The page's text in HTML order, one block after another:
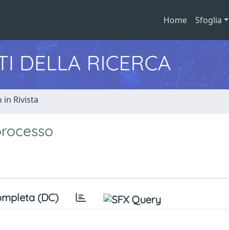
Home Sfoglia
DELLA RICERCA
in Rivista
(DC)